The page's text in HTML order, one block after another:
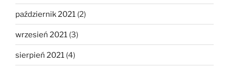
październik 2021 (2)
wrzesień 2021 (3)
sierpień 2021 (4)